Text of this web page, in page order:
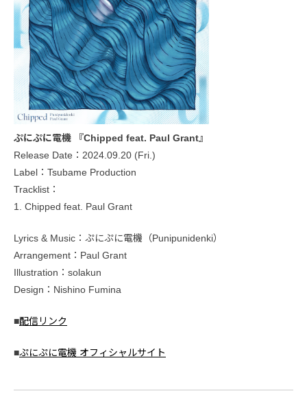
ぷにぷに電機 『Chipped feat. Paul Grant』
Release Date：2024.09.20 (Fri.)
Label：Tsubame Production
Tracklist：
1. Chipped feat. Paul Grant
Lyrics & Music：ぷにぷに電機（Punipunidenki）
Arrangement：Paul Grant
Illustration：solakun
Design：Nishino Fumina
■配信リンク
■ぷにぷに電機 オフィシャルサイト